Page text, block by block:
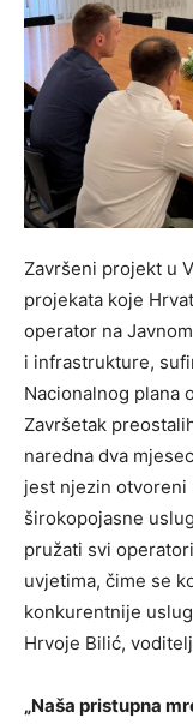
Završeni projekt u
projekata koje
operator na
i infrastrukture,
Nacionalnog plana
Završetak
naredna dva
jest njezin otvoreni
širokopojasne
pružati svi
uvjetima, čime se
konkurentnije
Hrvoje Bilić,
„Naša pristupna